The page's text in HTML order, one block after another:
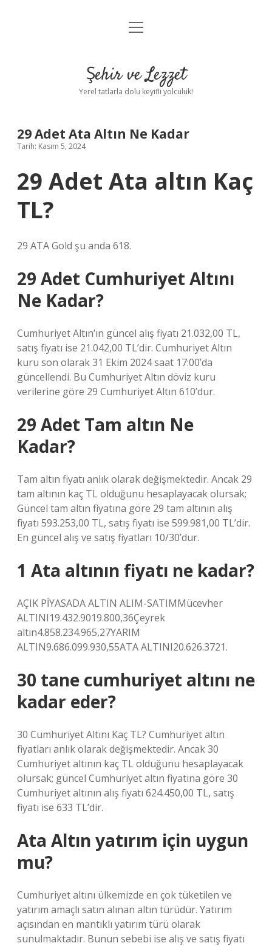
Anasayfa
Yasal Uyarı
menüyü
Şehir ve Lezzet
Yerel tatlarla dolu keyifli yolculuk!
29 Adet Ata Altın Ne Kadar
Tarih: Kasım 5, 2024
29 Adet Ata altın Kaç
TL?
29 ATA Gold şu anda 618.
29 Adet Cumhuriyet Altını
Ne Kadar?
Cumhuriyet Altın’ın güncel alış fiyatı 21.032,00 TL,
satış fiyatı ise 21.042,00 TL’dir. Cumhuriyet Altın
kuru son olarak 31 Ekim 2024 saat 17:00’da
güncellendi. Bu Cumhuriyet Altın döviz kuru
verilerine göre 29 Cumhuriyet Altın 610’dur.
29 Adet Tam altın Ne
Kadar?
Tam altın fiyatı anlık olarak değişmektedir. Ancak 29
tam altının kaç TL olduğunu hesaplayacak olursak;
Güncel tam altın fiyatına göre 29 tam altının alış
fiyatı 593.253,00 TL, satış fiyatı ise 599.981,00 TL’dir.
En güncel alış ve satış fiyatları 10/30’dur.
1 Ata altının fiyatı ne kadar?
AÇIK PİYASADA ALTIN ​​ALIM-SATIMMücevher
ALTINI19.432.9019.800,36Çeyrek
altın4.858.234.965,27YARIM
ALTIN9.686.099.930,55ATA ALTINI20.626.3721.
30 tane cumhuriyet altını ne
kadar eder?
30 Cumhuriyet Altını Kaç TL? Cumhuriyet altın
fiyatları anlık olarak değişmektedir. Ancak 30
Cumhuriyet altının kaç TL olduğunu hesaplayacak
olursak; güncel Cumhuriyet altın fiyatına göre 30
Cumhuriyet altının alış fiyatı 624.450,00 TL, satış
fiyatı ise 633 TL’dir.
Ata Altın yatırım için uygun
mu?
Cumhuriyet altını ülkemizde en çok tüketilen ve
yatırım amaçlı satın alınan altın türüdür. Yatırım
açısından en mantıklı yatırım türü olarak
sunulmaktadır. Bunun sebebi ise alış ve satış fiyatı